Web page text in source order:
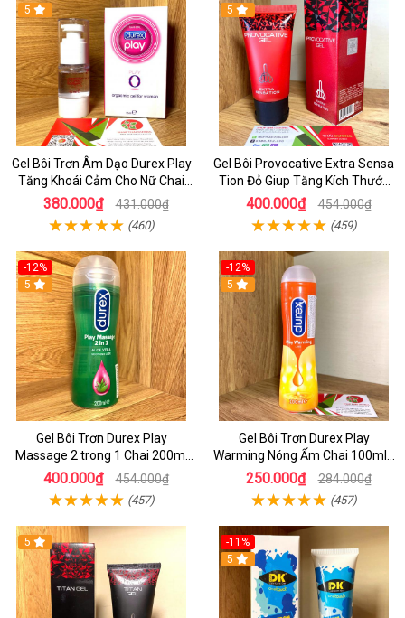
5
Gel Bôi Trơn Âm Dạo Durex Play
Tăng Khoái Cảm Cho Nữ Chai
15ml
380.000₫ 431.000₫
(460)
5
Gel Bôi Provocative Extra Sensa
Tion Đỏ Giup Tăng Kích Thước
Dương Vật Cho Nam
400.000₫ 454.000₫
(459)
-12%
5
Gel Bôi Trơn Durex Play
Massage 2 trong 1 Chai 200ml
Chính Hãng
400.000₫ 454.000₫
(457)
-12%
5
Gel Bôi Trơn Durex Play
Warming Nóng Ấm Chai 100mle
Chính Hãng - Shop Dochoijapan
250.000₫ 284.000₫
(457)
5
-11%
5